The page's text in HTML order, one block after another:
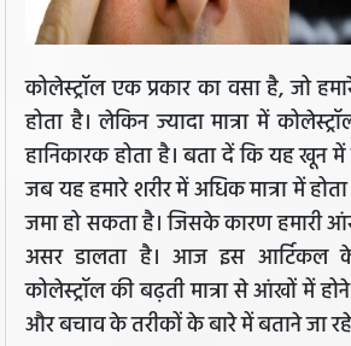
कोलेस्ट्रॉल एक प्रकार का वसा है, जो
होता है। लेकिन ज्यादा मात्रा में
हानिकारक होता है। बता दें कि यह खून
जब यह हमारे शरीर में अधिक मात्रा में
जमा हो सकता है। जिसके कारण हमारी
असर डालता है। आज इस आर्टिकल
कोलेस्ट्रॉल की बढ़ती मात्रा से आंखों में
और बचाव के तरीकों के बारे में बताने जा